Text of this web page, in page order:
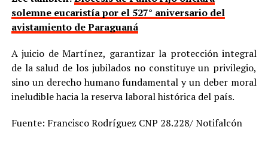
solemne eucaristía por el 527° aniversario del
avistamiento de Paraguaná
A juicio de Martínez, garantizar la protección integral
de la salud de los jubilados no constituye un privilegio,
sino un derecho humano fundamental y un deber moral
ineludible hacia la reserva laboral histórica del país.
Fuente: Francisco Rodríguez CNP 28.228/ Notifalcón